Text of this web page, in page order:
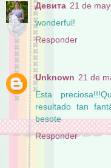
Девита 21 de
wonderful!
Responder
Unknown 21 de
Esta
resultado tan
besote
Responder